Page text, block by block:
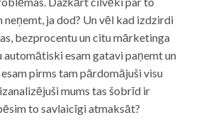
neņemt, ja dod? Un vēl kad izdzirdi
bezprocentu un citu mārketinga
esam gatavi paņemt un
pirms tam pārdomājuši visu
mums tas šobrīd ir
to savlaicīgi atmaksāt?